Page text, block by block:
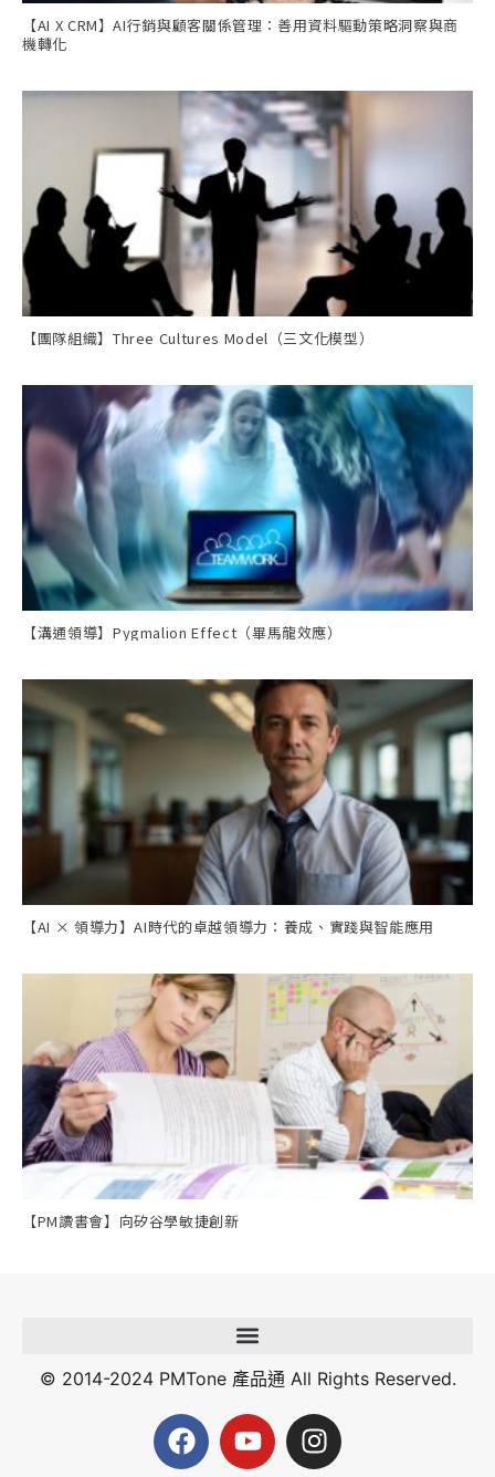
【AI X CRM】AI行銷與顧客關係管理：善用資料驅動策略洞察與商
機轉化
【團隊組織】Three Cultures Model（三文化模型）
【溝通領導】Pygmalion Effect（畢馬龍效應）
【AI × 領導力】AI時代的卓越領導力：養成、實踐與智能應用
【PM讀書會】向矽谷學敏捷創新
© 2014-2024 PMTone 產品通 All Rights Reserved.